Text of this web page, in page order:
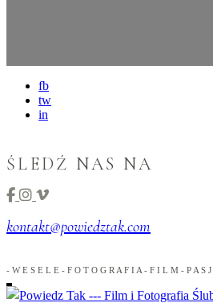
fb
tw
in
ŚLEDŹ NAS NA
kontakt@powiedztak.com
- W E S E L E - F O T O G R A F I A - F I L M - P A S J